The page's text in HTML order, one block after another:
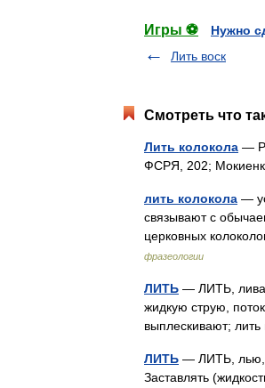
Игры ⚽
Нужно
Лить воск
Смотреть что
Лить колокола —
ФСРЯ, 202;
лить колокола —
связывают с
церковных
фразеологии
ЛИТЬ — ЛИТЬ,
жидкую струю,
выплескивают;
ЛИТЬ — ЛИТЬ, лью,
Заставлять